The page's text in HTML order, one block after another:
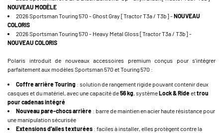
NOUVEAU MODÈLE
2026 Sportsman Touring 570 - Ghost Gray [Tractor T3a / T3b] -NOUVEAU
COLORIS
2026 Sportsman Touring 570 - Heavy Metal Gloss [Tractor T3a / T3b] -
NOUVEAU COLORIS
Polaris introduit de nouveaux accessoires premium conçus pour s’intégrer
parfaitement aux modèles Sportsman 570 et Touring 570 :
Coffre arrière Touring : solution de rangement rigide pouvant contenir deux
casques et du matériel, avec une capacité de56 kg, systèmeLock & Rideettrou
pour cadenas intégré
Nouveau pare-chocs arrière : barre de maintien en acier haute résistance pour
une manipulation sécurisée
Extensions d’ailes texturées : faciles à installer, elles protègent contre la